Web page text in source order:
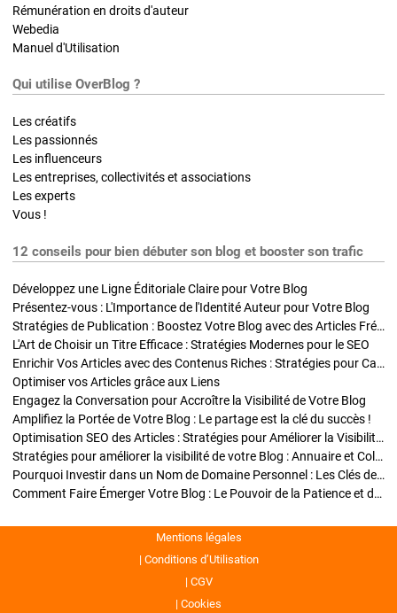
Rémunération en droits d'auteur
Webedia
Manuel d'Utilisation
Qui utilise OverBlog ?
Les créatifs
Les passionnés
Les influenceurs
Les entreprises, collectivités et associations
Les experts
Vous !
12 conseils pour bien débuter son blog et booster son trafic
Développez une Ligne Éditoriale Claire pour Votre Blog
Présentez-vous : L'Importance de l'Identité Auteur pour Votre Blog
Stratégies de Publication : Boostez Votre Blog avec des Articles Fréquents et Exclusifs
L'Art de Choisir un Titre Efficace : Stratégies Modernes pour le SEO
Enrichir Vos Articles avec des Contenus Riches : Stratégies pour Captiver et Optimiser
Optimiser vos Articles grâce aux Liens
Engagez la Conversation pour Accroître la Visibilité de Votre Blog
Amplifiez la Portée de Votre Blog : Le partage est la clé du succès !
Optimisation SEO des Articles : Stratégies pour Améliorer la Visibilité de Votre Blog
Stratégies pour améliorer la visibilité de votre Blog : Annuaire et Collaborations
Pourquoi Investir dans un Nom de Domaine Personnel : Les Clés de la Réussite de Votre Blog
Comment Faire Émerger Votre Blog : Le Pouvoir de la Patience et de la Persévérance
Mentions légales
Conditions d’Utilisation
CGV
Cookies